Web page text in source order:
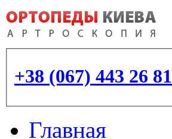
+38 (067) 443 26 81
Главная